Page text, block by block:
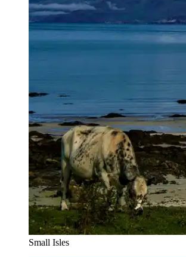
Small Isles